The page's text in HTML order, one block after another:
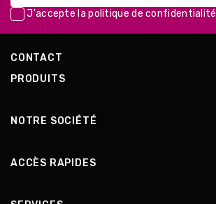
J'accepte lapolitique de confidentialité
CONTACT
PRODUITS
NOTRE SOCIÉTÉ
ACCÈS RAPIDES